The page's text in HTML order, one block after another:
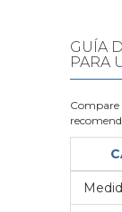
GUÍA
PARA
Compare